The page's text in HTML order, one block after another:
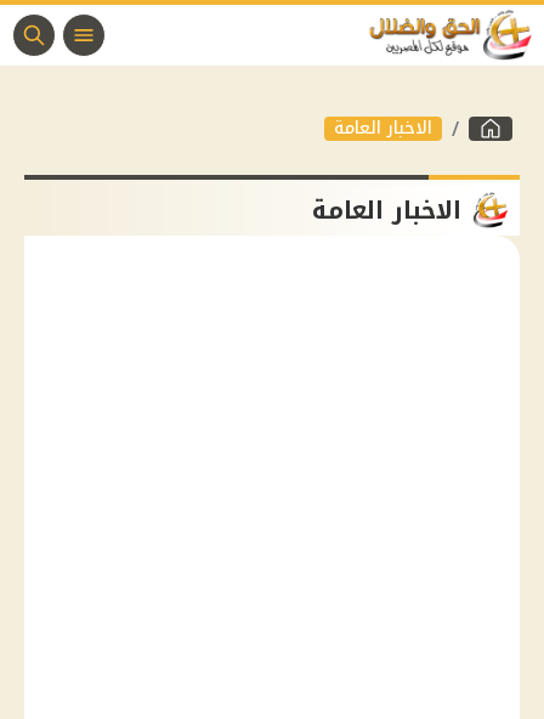
الاخبار العامة
الاخبار العامة